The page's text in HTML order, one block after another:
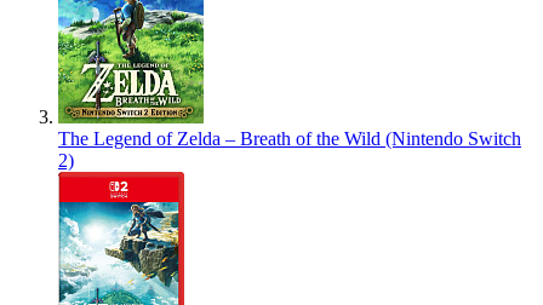
The Legend of Zelda – Breath of the Wild (Nintendo Switch
2)